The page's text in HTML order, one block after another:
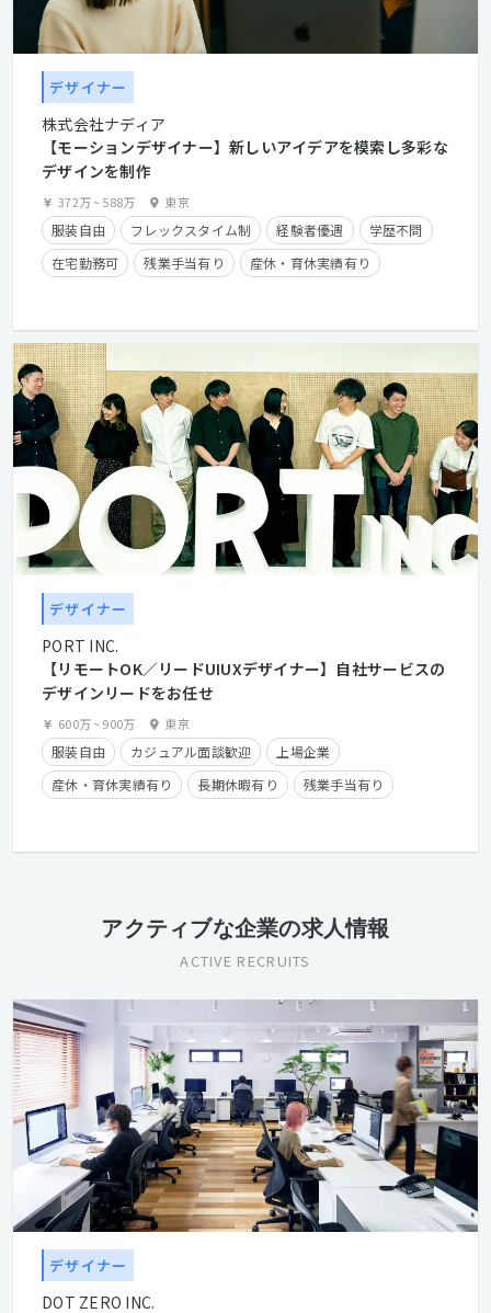
デザイナー
株式会社ナディア
【モーションデザイナー】新しいアイデアを模索し多彩な
デザインを制作
372万~588万 東京
服装自由 フレックスタイム制 経験者優遇
学歴不問
在宅勤務可
残業手当有り
産休・育休実績有り
デザイナー
PORT INC.
【リモートOK／リードUIUXデザイナー】自社サービスの
デザインリードをお任せ
600万~900万 東京
服装自由 カジュアル面談歓迎
上場企業
産休・育休実績有り
長期休暇有り
残業手当有り
アクティブな企業の求人情報
ACTIVE RECRUITS
デザイナー
DOT ZERO INC.